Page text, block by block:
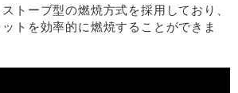
トーブ型の燃焼方式を採用しており、
トを効率的に燃焼することができま